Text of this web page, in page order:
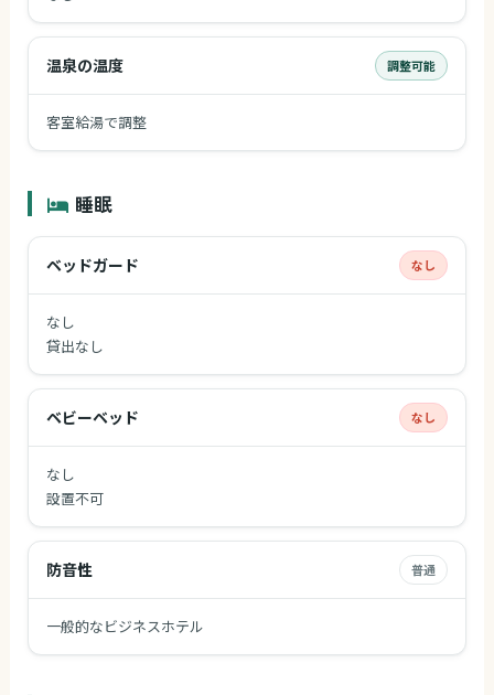
温泉の温度 調整可能
客室給湯で調整
睡眠
ベッドガード なし
なし
貸出なし
ベビーベッド なし
なし
設置不可
防音性 普通
一般的なビジネスホテル